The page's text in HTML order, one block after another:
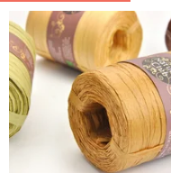
・約 36 公分 x 約 157 公分 |
略指南。
*請將此作為粗略指南。 / 請
*請注意，可能會有一些錯誤